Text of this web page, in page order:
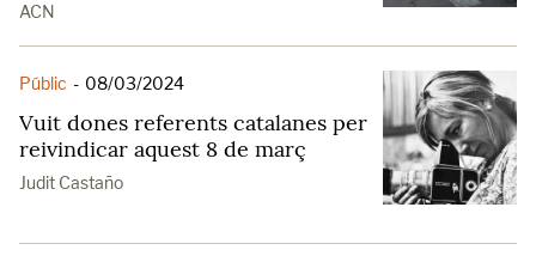
ACN
Públic - 08/03/2024
Vuit dones referents catalanes per
reivindicar aquest 8 de març
Judit Castaño